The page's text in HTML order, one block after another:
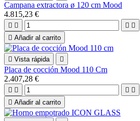
Campana extractora ø 120 cm Mood
4.815,23 €
   
 Añadir al carrito
 Vista rápida 
Placa de cocción Mood 110 Cm
2.407,28 €
   
 Añadir al carrito